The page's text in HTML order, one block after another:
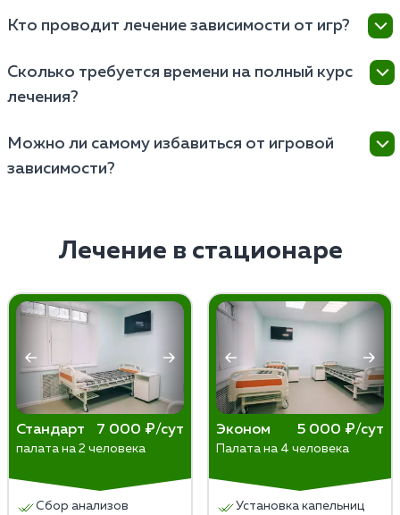
Кто проводит лечение зависимости от игр?
имеющие опыт работы с различными формами
поведенческих зависимостей.
Сколько требуется времени на полный курс
лечения?
индивидуальных особенностей пациента, но
обычно составляет от нескольких недель до
Можно ли самому избавиться от игровой
зависимости?
требующее профессионального медицинского
подхода и комплексного лечения.
Лечение в стационаре
Стандарт 7 000 ₽/сут
палата на 2 человека
Сбор анализов
Эконом 5 000 ₽/сут
Палата на 4 человека
Установка капельниц